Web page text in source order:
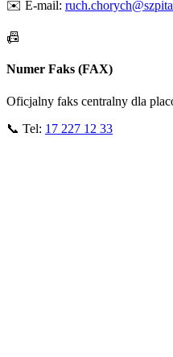
✉️ E-mail:
📠
Numer Faks (FAX)
Oficjalny faks centralny dla
📞 Tel: 17 227 12 33